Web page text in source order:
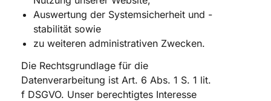
Auswertung der Systemsicherheit und -
stabilität sowie
zu weiteren administrativen Zwecken.
Die Rechtsgrundlage für die
Datenverarbeitung ist Art. 6 Abs. 1 S. 1 lit.
f DSGVO. Unser berechtigtes Interesse